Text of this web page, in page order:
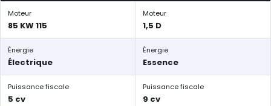
Moteur
85 KW 115
Moteur
1,5 D
Énergie
Électrique
Énergie
Essence
Puissance fiscale
5 cv
Puissance fiscale
9 cv